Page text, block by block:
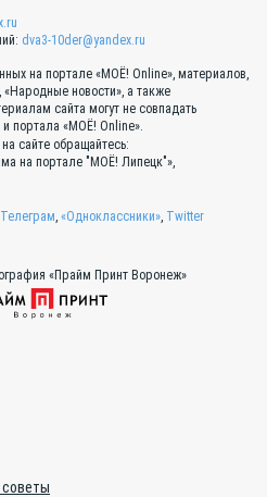
dva3-10der@yandex.ru
на портале «МОЁ! Online», материалов,
новости», а также
сайта могут не совпадать
портала «МОЁ! Online».
сайте обращайтесь:
на портале "МОЁ! Липецк"»,
Телеграм «Одноклассники» Twitter
«Прайм Принт Воронеж»